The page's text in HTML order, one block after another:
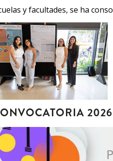
y facultades, se ha
2026